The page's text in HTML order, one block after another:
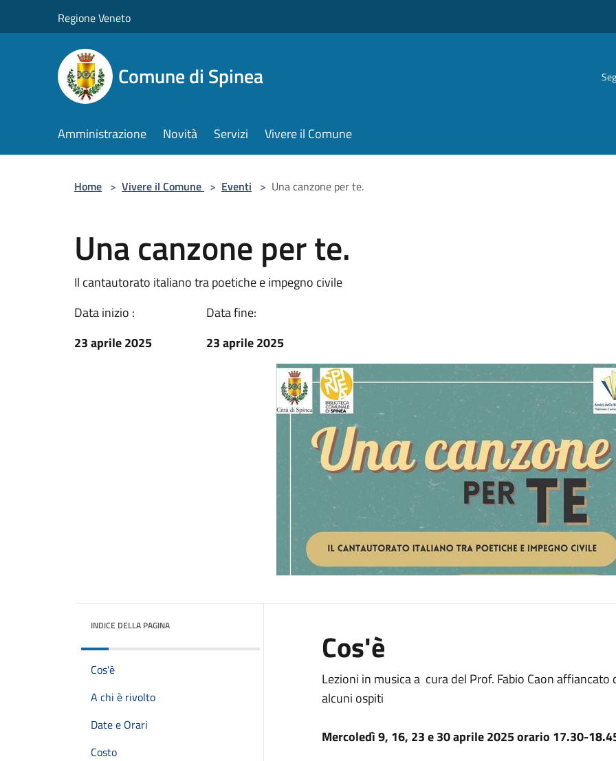
Regione Veneto
Comune di Spinea
Amministrazione Novità Servizi Vivere il Comune
Home > Vivere il Comune > Eventi > Una canzone per te.
Una canzone per te.
Il cantautorato italiano tra poetiche e impegno civile
Data inizio :
23 aprile 2025
Data fine:
23 aprile 2025
INDICE DELLA PAGINA
Cos'è
A chi è rivolto
Date e Orari
Costo
Cos'è
Lezioni in musica a cura del Prof. Fabio Caon
alcuni ospiti
Mercoledì 9, 16, 23 e 30 aprile 2025 orario 17.30-